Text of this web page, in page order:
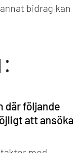
bidrag kan
där följande
att ansöka